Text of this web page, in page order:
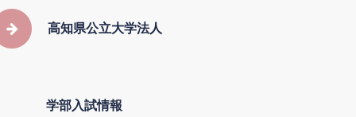
高知県公立大学法人
学部入試情報